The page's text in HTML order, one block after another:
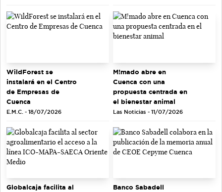
WildForest se
instalará en el Centro
de Empresas de
Cuenca
E.M.C. - 18/07/2026
M!mado abre en
Cuenca con una
propuesta centrada en
el bienestar animal
Las Noticias - 11/07/2026
Globalcaja facilita al
Banco Sabadell